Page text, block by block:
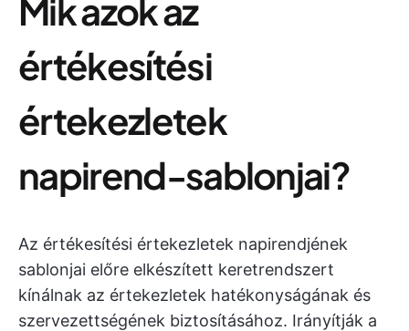
Mik azok az
értékesítési
értekezletek
napirend-sablonjai?
Az értékesítési értekezletek napirendjének
sablonjai előre elkészített keretrendszert
kínálnak az értekezletek hatékonyságának és
szervezettségének biztosításához. Irányítják a